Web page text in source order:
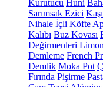
Kurutucu Huni
Sarımsak Ezici
Nihale İçli Köfte
Kalıbı Buz Kovası
Değirmenleri Limon
Demleme French
Demlik Moka Pot
Fırında Pişirme